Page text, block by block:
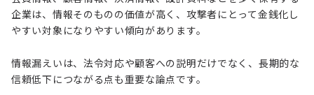
企業は、情報そのものの価値が高く、攻撃者にとって金銭化し
やすい対象になりやすい傾向があります。
情報漏えいは、法令対応や顧客への説明だけでなく、長期的な
信頼低下につながる点も重要な論点です。